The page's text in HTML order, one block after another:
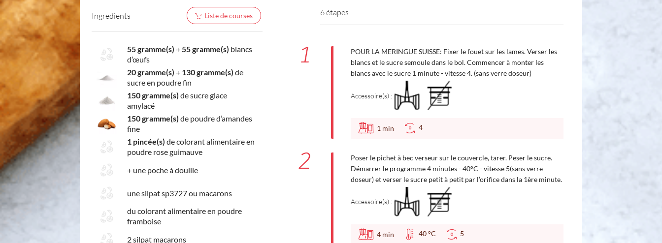
Ingredients Liste de courses
55 gramme(s) +55 gramme(s) blancs
d’œufs
20 gramme(s) + 130 gramme(s) de
sucre en poudre fin
150 gramme(s) de sucre glace
amylacé
150 gramme(s) de poudre d’amandes
fine
1 pincée(s) de colorant alimentaire en
poudre rose guimauve
+ une poche à douille
une silpat sp3727 ou macarons
du colorant alimentaire en poudre
framboise
2 silpat macarons
6 étapes
1
POUR LA MERINGUE SUISSE: Fixer le fouet sur les lames. Verser les
blancs et le sucre semoule dans le bol. Commencer à monter les
blancs avec le sucre 1 minute - vitesse 4. (sans verre doseur)
Accessoire(s) :
1 min 4
2
Poser le pichet à bec verseur sur le couvercle, tarer. Peser le sucre.
Démarrer le programme 4 minutes - 40°C - vitesse 5(sans verre
doseur) et verser le sucre petit à petit par l’orifice dans la 1ère minute.
Accessoire(s) :
4 min 40 °C 5